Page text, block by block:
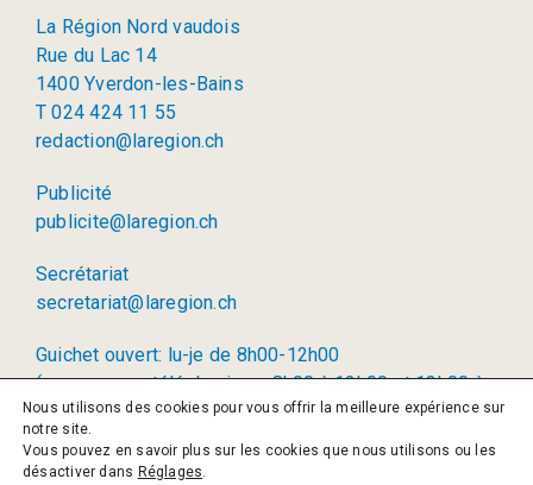
La Région Nord vaudois
Rue du Lac 14
1400 Yverdon-les-Bains
T 024 424 11 55
redaction@laregion.ch
Publicité
publicite@laregion.ch
Secrétariat
secretariat@laregion.ch
Guichet ouvert: lu-je de 8h00-12h00
(permanence téléphonique: 8h00 à 12h00 et 13h00 à
17h00)
© 2026 La Région SA
Nous utilisons des cookies pour vous offrir la meilleure expérience sur
notre site.
Vous pouvez en savoir plus sur les cookies que nous utilisons ou les
désactiver dans Réglages.